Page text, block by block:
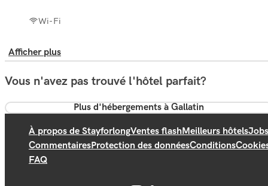
Wi-Fi
Afficher plus
Vous n'avez pas trouvé l'hôtel parfait?
Plus d'hébergements à Gallatin
À propos de StayforlongVentes flashMeilleurs hôtelsJobs
CommentairesProtection des donnéesConditions
FAQ